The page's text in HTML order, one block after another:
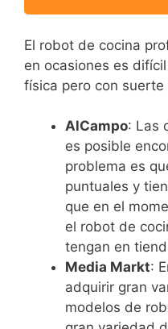
El robot de cocina
en ocasiones es
física pero con
AlCampo: Las
es posible
problema es
puntuales y
que en el
el robot de
tengan en
Media Markt:
adquirir gran
modelos de